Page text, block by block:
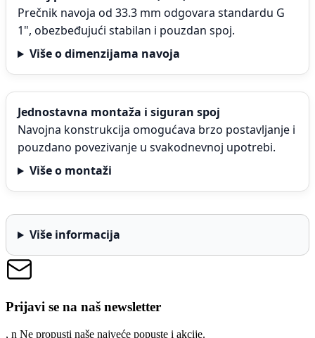
Prečnik navoja od 33.3 mm odgovara standardu G
1", obezbeđujući stabilan i pouzdan spoj.
Više o dimenzijama navoja
Jednostavna montaža i siguran spoj
Navojna konstrukcija omogućava brzo postavljanje i
pouzdano povezivanje u svakodnevnoj upotrebi.
Više o montaži
Više informacija
Prijavi se na naš newsletter
, n Ne propusti naše najveće popuste i akcije.